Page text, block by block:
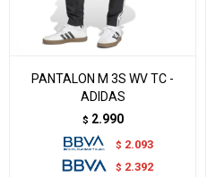
PANTALON M 3S WV TC -
ADIDAS
$ 2.990
$ 2.093
$ 2.392